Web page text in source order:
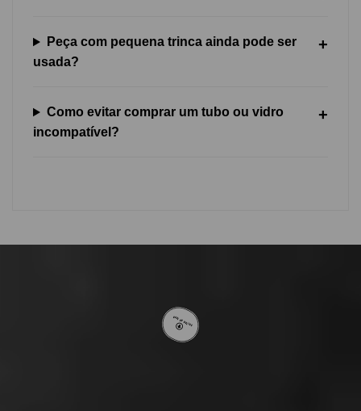
Peça com pequena trinca ainda pode ser
usada?
Como evitar comprar um tubo ou vidro
incompatível?
VOLTAR AO TOPO